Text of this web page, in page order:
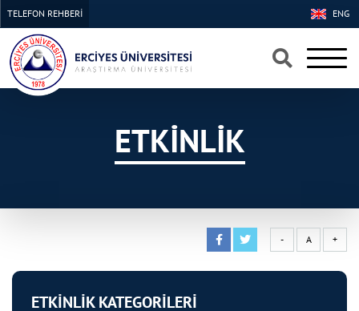
×
×
ENG
TELEFON REHBERİ
ETKİNLİK
- A +
ETKİNLİK KATEGORİLERİ